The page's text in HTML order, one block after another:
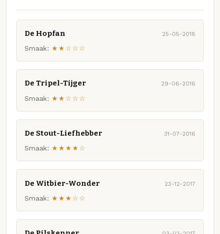
De Hopfan 25-05-2018
Smaak: ★★☆☆☆
De Tripel-Tijger 29-06-2016
Smaak: ★★☆☆☆
De Stout-Liefhebber 31-07-2016
Smaak: ★★★★☆
De Witbier-Wonder 23-12-2017
Smaak: ★★★☆☆